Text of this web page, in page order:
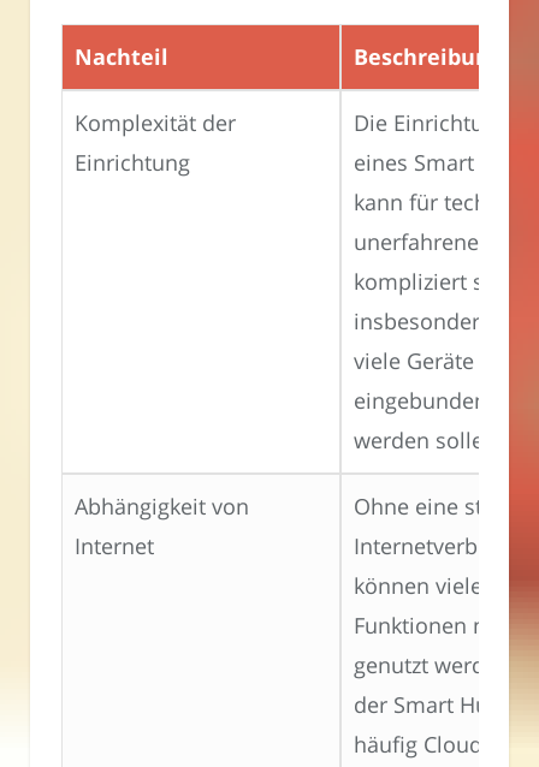
Nachteil Beschreibung
Komplexität der
Einrichtung
Die Einrichtung
eines Smart Hubs
kann für
unerfahrene
kompliziert sein,
insbesondere
viele Geräte
eingebunden
werden sollen.
Abhängigkeit von
Internet
Ohne eine stabile
können viele
Funktionen nicht
genutzt werden,
der Smart Hub
häufig Cloud-